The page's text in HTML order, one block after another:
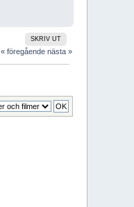
SKRIV UT
« föregående nästa »